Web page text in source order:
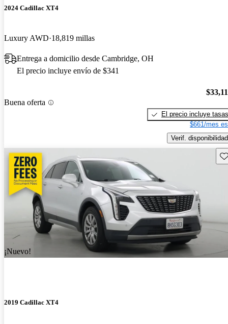
2024 Cadillac XT4
Luxury AWD 18,819 millas
Entrega a domicilio desde Cambridge, OH
El precio incluye envío de $341
Buena oferta
El precio incluye tasas
$661/mes
Verif. disponibilidad
¡Nuevo!
2019 Cadillac XT4